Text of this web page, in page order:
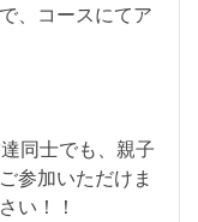
、コースにてア
同士でも、親子
参加いただけま
い！！